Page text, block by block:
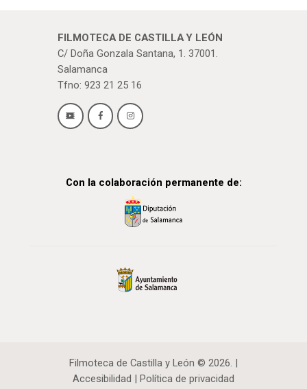
FILMOTECA DE CASTILLA Y LEÓN
C/ Doña Gonzala Santana, 1. 37001.
Salamanca
Tfno: 923 21 25 16
Con la colaboración permanente de:
Filmoteca de Castilla y León © 2026. |
Accesibilidad | Política de privacidad